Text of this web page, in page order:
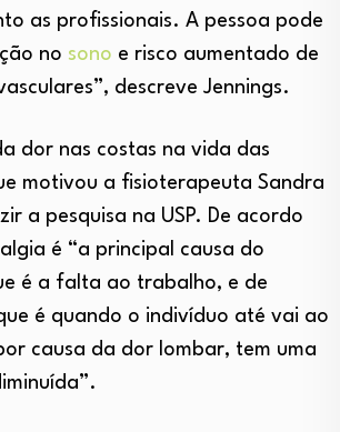
as profissionais. A pessoa pode
no sono e risco aumentado de
descreve Jennings.
dor nas costas na vida das
motivou a fisioterapeuta Sandra
a pesquisa na USP. De acordo
é “a principal causa do
é a falta ao trabalho, e de
é quando o indivíduo até vai ao
causa da dor lombar, tem uma